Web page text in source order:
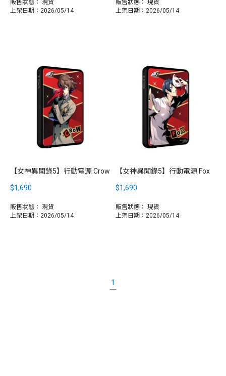
販售狀態： 現貨
上架日期：2026/05/14
販售狀態： 現貨
上架日期：2026/05/14
【女神異聞錄5】行動電源 Crow
$1,690
販售狀態： 現貨
上架日期：2026/05/14
【女神異聞錄5】行動電源 Fox
$1,690
販售狀態： 現貨
上架日期：2026/05/14
1